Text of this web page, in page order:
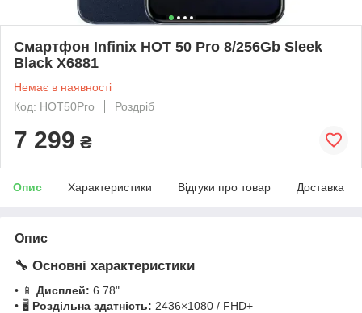
Смартфон Infinix HOT 50 Pro 8/256Gb Sleek
Black X6881
Немає в наявності
Код: HOT50Pro
Роздріб
7 299 ₴
Опис Характеристики Відгуки про товар Доставка
Опис
🔧 Основні характеристики
• 📱 Дисплей: 6.78"
• 🖥 Роздільна здатність: 2436×1080 / FHD+